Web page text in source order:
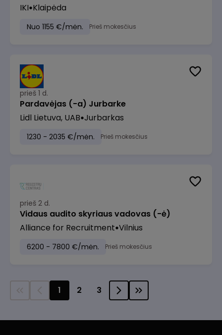
IKI Klaipėda
Nuo 1155 €/mėn. Prieš mokesčius
prieš 1 d.
Pardavėjas (-a) Jurbarke
Lidl Lietuva, UAB Jurbarkas
1230 - 2035 €/mėn. Prieš mokesčius
prieš 2 d.
Vidaus audito skyriaus vadovas (-ė)
Alliance for Recruitment Vilnius
6200 - 7800 €/mėn. Prieš mokesčius
1 2 3